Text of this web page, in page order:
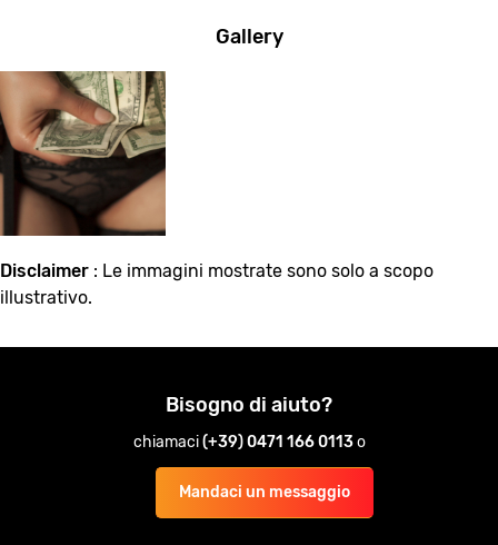
Gallery
Disclaimer : Le immagini mostrate sono solo a scopo
illustrativo.
Bisogno di aiuto?
chiamaci(+39) 0471 166 0113o
Mandaci un messaggio